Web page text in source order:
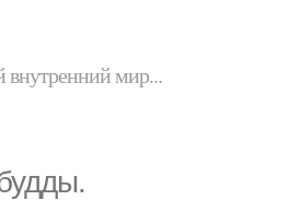
внутренний мир...